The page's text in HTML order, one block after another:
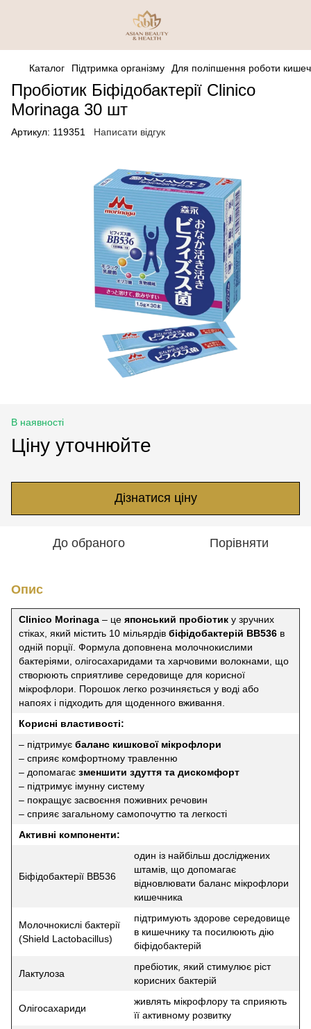
Каталог Підтримка організму Для поліпшення роботи
Пробіотик Біфідобактерії Clinico
Morinaga 30 шт
Артикул: 119351 Написати відгук
В наявності
Ціну уточнюйте
Дізнатися ціну
До обраного Порівняти
Опис
Clinico Morinaga – це японський пробіотик у зручних
стіках, який містить 10 мільярдів біфідобактерій BB536 в
одній порції. Формула доповнена молочнокислими
бактеріями, олігосахаридами та харчовими волокнами, що
створюють сприятливе середовище для корисної
мікрофлори. Порошок легко розчиняється у воді або
напоях і підходить для щоденного вживання.
Корисні властивості:
– підтримує баланс кишкової мікрофлори
– сприяє комфортному травленню
– допомагає зменшити здуття та дискомфорт
– підтримує імунну систему
– покращує засвоєння поживних речовин
– сприяє загальному самопочуттю та легкості
Активні компоненти:
Біфідобактерії BB536
один із найбільш досліджених
штамів, що допомагає
відновлювати баланс мікрофлори
кишечника
Молочнокислі бактерії
(Shield Lactobacillus)
підтримують здорове середовище
в кишечнику та посилюють дію
біфідобактерій
Лактулоза
пребіотик, який стимулює ріст
корисних бактерій
Олігосахариди
живлять мікрофлору та сприяють
її активному розвитку